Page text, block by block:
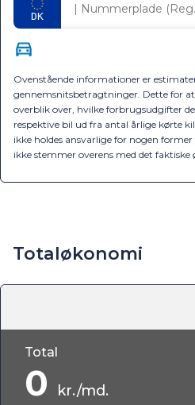
Ovenstående informationer er
gennemsnitsbetragtninger. Dette for
overblik over, hvilke forbrugsudgifter
respektive bil ud fra antal årlige kørte
ikke holdes ansvarlige for nogen
ikke stemmer overens med det
Totaløkonomi
Total
0 kr./md.